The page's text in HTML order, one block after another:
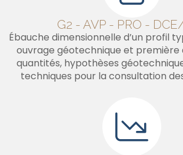
G2 - AVP - PRO -
Ébauche dimensionnelle d’un profil
ouvrage géotechnique et première
quantités, hypothèses
techniques pour la consultation